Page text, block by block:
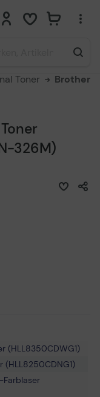
0 0
Toner Brother
326M)
(HLL8350CDWG1)
(HLL8250CDNG1)
Farblaser